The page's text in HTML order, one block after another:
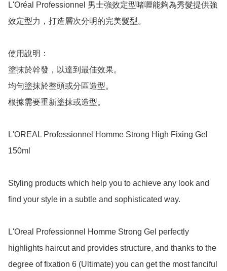
L'Oréal Professionnel 男士強效定型啫喱能夠為秀髮提供強
效定型力，打造層次分明的完美髮型。
使用說明：
塗抹於幹發，以達到最佳效果。
均勻塗抹於整頭或分區造型。
根據需要重新塗抹或造型。
L'OREAL Professionnel Homme Strong High Fixing Gel
150ml
Styling products which help you to achieve any look and
find your style in a subtle and sophisticated way.
L'Oreal Professionnel Homme Strong Gel perfectly
highlights haircut and provides structure, and thanks to the
degree of fixation 6 (Ultimate) you can get the most fanciful